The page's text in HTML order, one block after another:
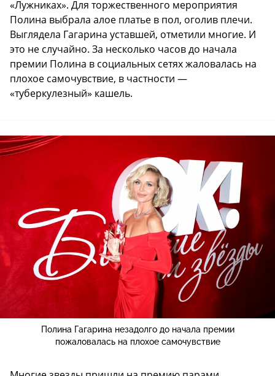
«Лужниках». Для торжественного мероприятия
Полина выбрала алое платье в пол, оголив плечи.
Выглядела Гагарина уставшей, отметили многие. И
это не случайно. За несколько часов до начала
премии Полина в социальных сетях жаловалась на
плохое самочувствие, в частности —
«туберкулезный» кашель.
Полина Гагарина незадолго до начала премии
пожаловалась на плохое самочувствие